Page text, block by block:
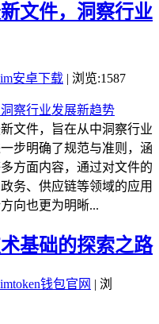
文件，洞察行业
安卓下载 | 浏览:1587
文件，旨在从中洞察行业
步明确了规范与准则，涵
方面内容，通过对文件的
务、供应链等领域的应用
向也更为明晰...
基础的探索之路
钱包官网 | 浏